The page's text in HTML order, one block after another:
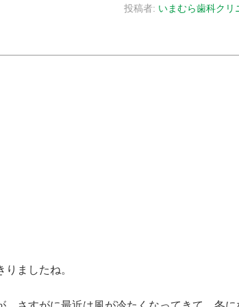
投稿者: いまむら歯科クリ
ましたね。